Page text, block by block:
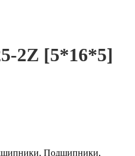
2Z [5*16*5]
, Подшипники,